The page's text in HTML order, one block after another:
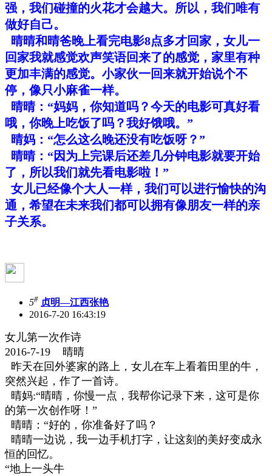
强，我们碰撞的火花才会越大。所以，我们唯有
做好自己。
晴晴和晴爸晚上看完电影8点多才回家，女儿一
回家我就感觉欢声笑语回来了的感觉，家里有种
更加丰满的感觉。小家伙一回来就开始说个不
停，像只小麻雀一样。
晴晴：“妈妈，你知道吗？今天的电影可真好看
哦，你晚上吃饭了吗？我好饿哦。”
晴妈：“怎么这么晚还没有吃饭呀？”
晴晴：“因为上完课后还差几分钟电影就要开始
了，所以我们就先看电影啦！”
女儿已经像个大人一样，我们可以进行愉快的沟
通，希望在未来我们都可以拥有像朋友一样的亲
子关系。
5# 贞明—江西张艳
2016-7-20 16:43:19
女儿第一次作诗
2016-7-19 晴晴
昨天在回外婆家的路上，女儿在车上看着田里的牛，
突然兴起，作了一首诗。
晴妈:“晴晴，你慢一点，我帮你记录下来，这可是你
的第一次创作呀！”
晴晴：“好的，你准备好了吗？
晴晴一边说，我一边手机打字，让这刻的美好变成永
恒的回忆。
“地上一头牛